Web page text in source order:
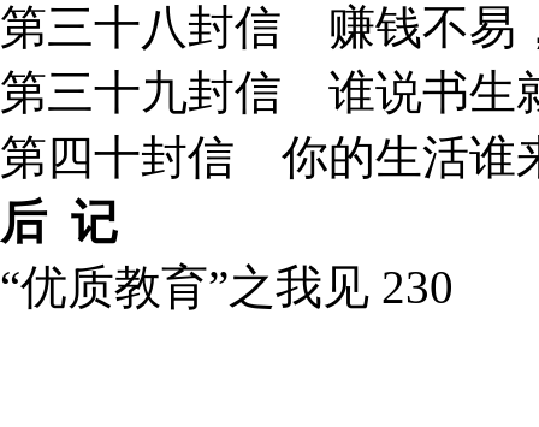
第三十八封信 赚钱不易
第三十九封信 谁说书生
第四十封信 你的生活谁
后 记
“优质教育”之我见 230